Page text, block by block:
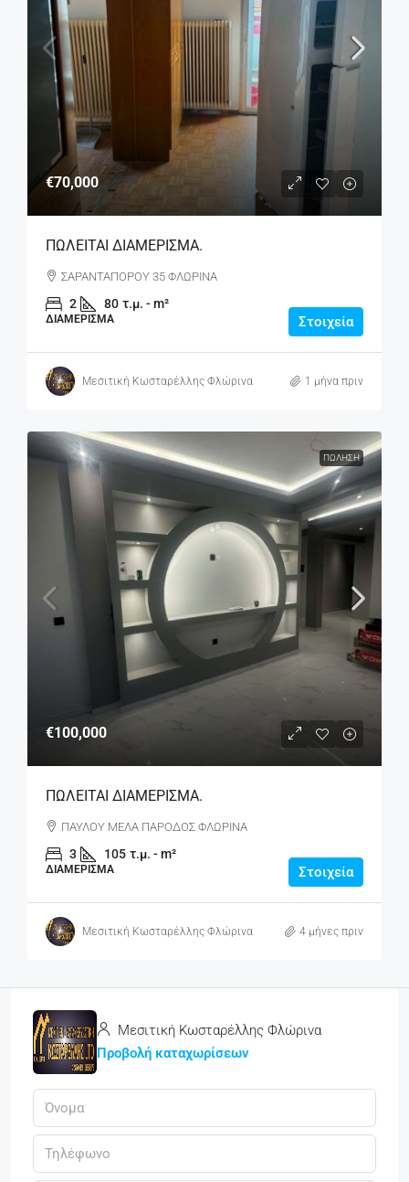
€70,000
ΠΩΛΕΙΤΑΙ ΔΙΑΜΕΡΙΣΜΑ.
ΣΑΡΑΝΤΑΠΟΡΟΥ 35 ΦΛΩΡΙΝΑ
2 80 τ.μ. - m²
ΔΙΑΜΈΡΙΣΜΑ Στοιχεία
Μεσιτική Κωσταρέλλης Φλώρινα 1 μήνα πριν
ΠΏΛΗΣΗ
€100,000
ΠΩΛΕΙΤΑΙ ΔΙΑΜΕΡΙΣΜΑ.
ΠΑΥΛΟΥ ΜΕΛΑ ΠΑΡΟΔΟΣ ΦΛΩΡΙΝΑ
3 105 τ.μ. - m²
ΔΙΑΜΈΡΙΣΜΑ Στοιχεία
Μεσιτική Κωσταρέλλης Φλώρινα 4 μήνες πριν
Μεσιτική Κωσταρέλλης Φλώρινα
Προβολή καταχωρίσεων